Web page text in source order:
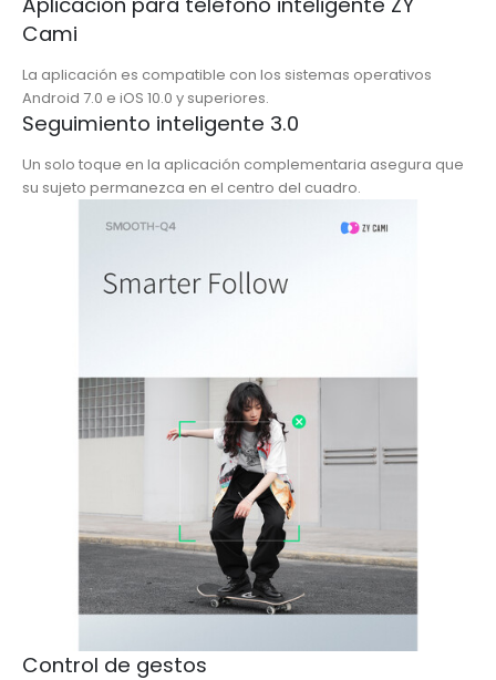
Cami
La aplicación es compatible con los sistemas operativos
Android 7.0 e iOS 10.0 y superiores.
Seguimiento inteligente 3.0
Un solo toque en la aplicación complementaria asegura que
su sujeto permanezca en el centro del cuadro.
Control de gestos